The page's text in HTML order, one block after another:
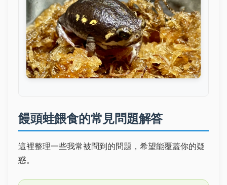
饅頭蛙餵食的常見問題解答
這裡整理一些我常被問到的問題，希望能覆蓋你的疑
惑。